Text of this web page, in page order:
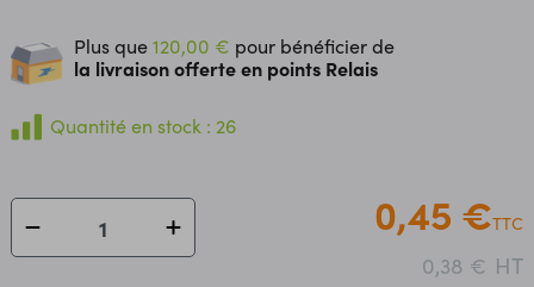
Plus que120,00 € pour bénéficier de
la livraison offerte en points Relais
Quantité en stock : 26
0,45 €TTC
0,38 € HT